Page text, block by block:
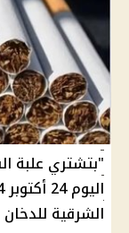
"بتشتري علبة
الشرقية للدخان